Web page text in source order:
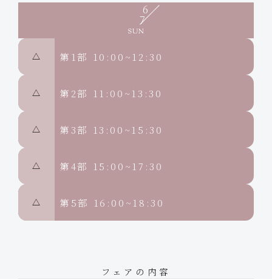
6
7
△ 第1部 10:00~12:30
△ 第2部 11:00~13:30
△ 第3部 13:00~15:30
△ 第4部 15:00~17:30
△ 第5部 16:00~18:30
フェアの内容